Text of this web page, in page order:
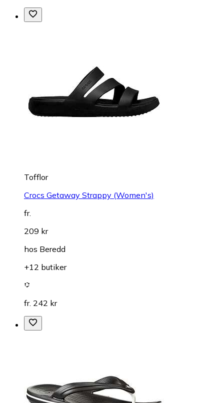
Tofflor
Crocs Getaway Strappy (Women's)
fr.
209 kr
hos Beredd
+12 butiker
fr. 242 kr